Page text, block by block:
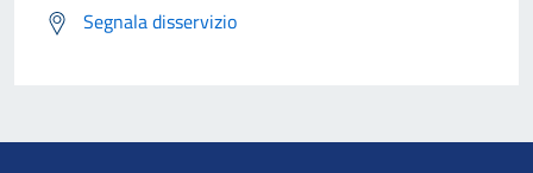
Segnala disservizio